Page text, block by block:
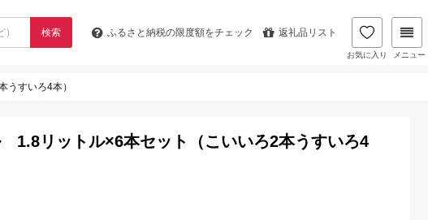
検索 ふるさと納税の限度額をチェック 返礼品リスト
お気に入り メニュー
すいろ4本）
1.8リットル×6本セット（こいいろ2本うすいろ4